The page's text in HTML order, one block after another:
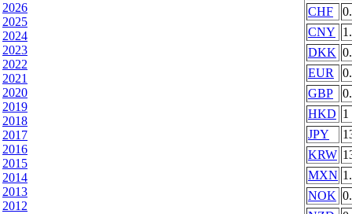
2026
2025
2024
2023
2022
2021
2020
2019
2018
2017
2016
2015
2014
2013
2012
CHF
CNY
DKK
EUR
GBP
HKD 1
JPY
KRW
MXN
NOK